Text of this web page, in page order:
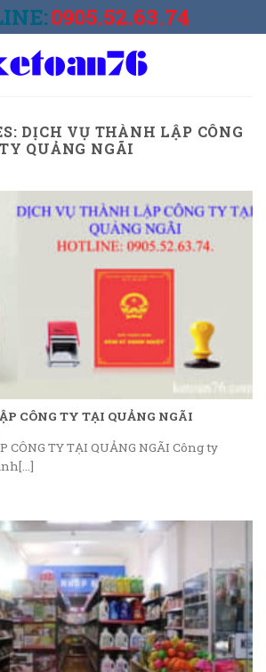
0905.52.63.74
DỊCH VỤ THÀNH LẬP CÔNG
TY QUẢNG NGÃI
CÔNG TY TẠI QUẢNG NGÃI
CÔNG TY TẠI QUẢNG NGÃI Công ty